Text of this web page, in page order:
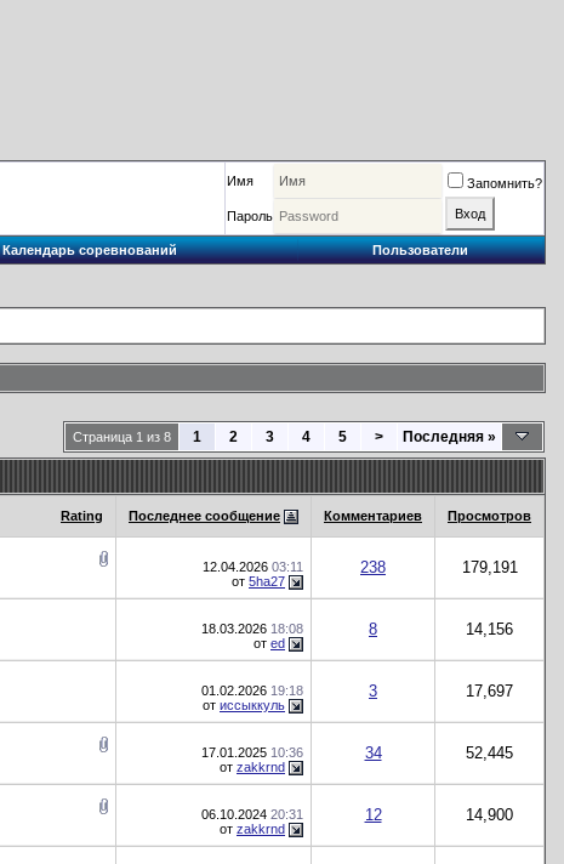
Имя Запомнить?
Пароль
Календарь соревнований Пользователи
Страница 1 из 8 1 2 3 4 5 > Последняя »
Rating Последнее сообщение Комментариев Просмотров
12.04.2026 03:11
от 5ha27
238 179,191
18.03.2026 18:08
от ed
8 14,156
01.02.2026 19:18
от иссыккуль
3 17,697
17.01.2025 10:36
от zakkrnd
34 52,445
06.10.2024 20:31
от zakkrnd
12 14,900